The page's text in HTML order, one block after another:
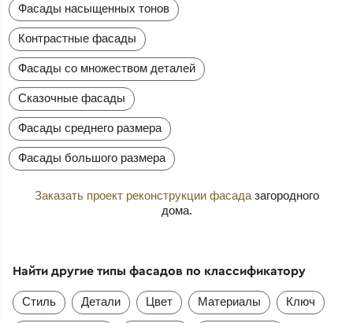
Фасады насыщенных тонов
Контрастные фасады
Фасады со множеством деталей
Сказочные фасады
Фасады среднего размера
Фасады большого размера
Заказать проект реконструкции фасадазагородного
дома.
Найти другие типы фасадов по классификатору
Стиль Детали Цвет Материалы Ключ